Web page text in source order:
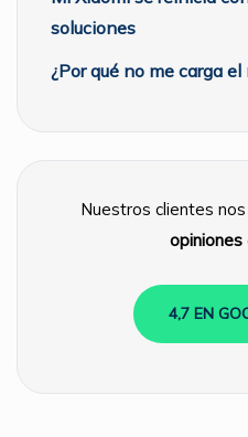
soluciones
¿Por qué no me carga
Nuestros clientes nos
opiniones
4,7 EN